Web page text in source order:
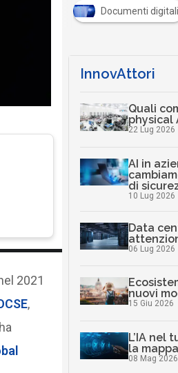
2021
,
Documenti digitali
InnovAttori
Quali
physical
22 Lug 2026
AI in
di
10 Lug 2026
Data
06 Lug 2026
nuovi
15 Giu 2026
L’IA nel
la
08 Mag 2026